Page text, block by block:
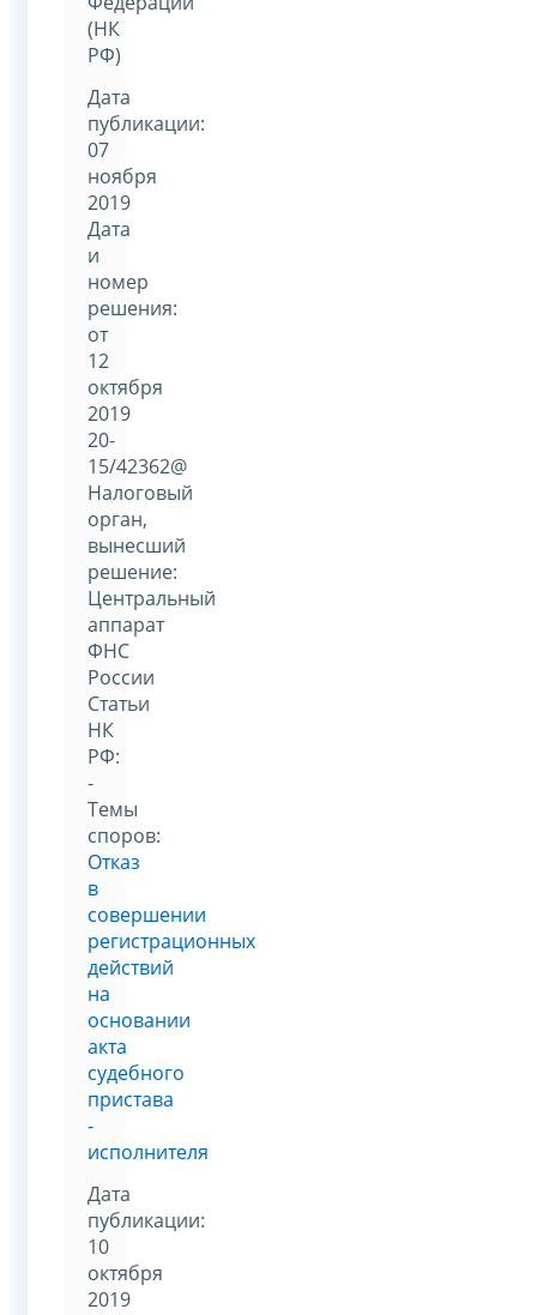
(НК
РФ)
Дата
публикации:
07
ноября
2019
Дата
и
номер
решения:
от
12
октября
2019
20-
15/42362@
Налоговый
орган,
вынесший
решение:
Центральный
аппарат
ФНС
России
Статьи
НК
РФ:
-
Темы
споров:
Отказ
в
совершении
регистрационных
действий
на
основании
акта
судебного
пристава
-
исполнителя
Дата
публикации:
10
октября
2019